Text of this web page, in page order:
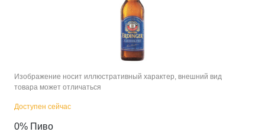
Изображение носит иллюстративный характер, внешний вид
товара может отличаться
Доступен сейчас
0% Пиво